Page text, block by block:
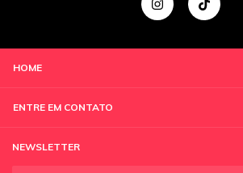
HOME
ENTRE EM CONTATO
NEWSLETTER